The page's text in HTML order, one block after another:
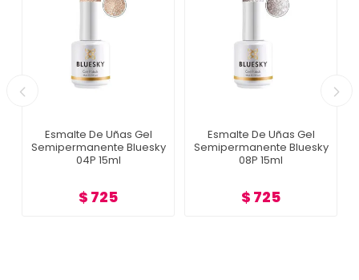
Esmalte De Uñas Gel
Semipermanente Bluesky
04P 15ml
$ 725
Esmalte De Uñas Gel
Semipermanente Bluesky
08P 15ml
$ 725